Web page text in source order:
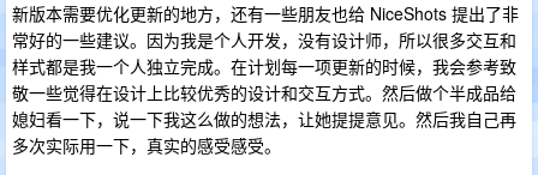
新版本需要优化更新的地方，还有一些朋友也给 NiceShots 提出了非
常好的一些建议。因为我是个人开发，没有设计师，所以很多交互和
样式都是我一个人独立完成。在计划每一项更新的时候，我会参考致
敬一些觉得在设计上比较优秀的设计和交互方式。然后做个半成品给
媳妇看一下，说一下我这么做的想法，让她提提意见。然后我自己再
多次实际用一下，真实的感受感受。